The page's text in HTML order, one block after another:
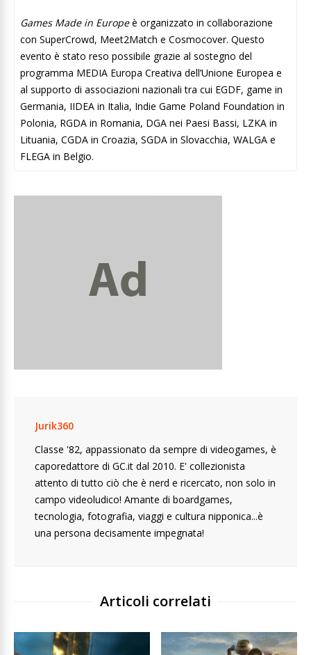
Games Made in Europeè organizzato in collaborazione
con SuperCrowd, Meet2Match e Cosmocover. Questo
evento è stato reso possibile grazie al sostegno del
programma MEDIA Europa Creativa dell’Unione Europea e
al supporto di associazioni nazionali tra cui EGDF, game in
Germania, IIDEA in Italia, Indie Game Poland Foundation in
Polonia, RGDA in Romania, DGA nei Paesi Bassi, LZKA in
Lituania, CGDA in Croazia, SGDA in Slovacchia, WALGA e
FLEGA in Belgio.
Jurik360
Classe '82, appassionato da sempre di videogames, è
caporedattore di GC.it dal 2010. E' collezionista
attento di tutto ciò che è nerd e ricercato, non solo in
campo videoludico! Amante di boardgames,
tecnologia, fotografia, viaggi e cultura nipponica...è
una persona decisamente impegnata!
Articoli correlati